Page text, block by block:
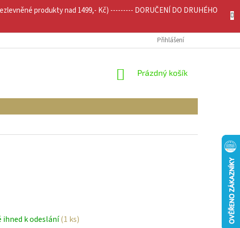
produkty nad 1499,- Kč) --------- DORUČENÍ DO DRUHÉHO
Přihlášení
NÁKUPNÍ
Prázdný košík
ihned k odeslání(1 ks)